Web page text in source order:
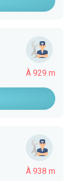
À 929 m
À 938 m